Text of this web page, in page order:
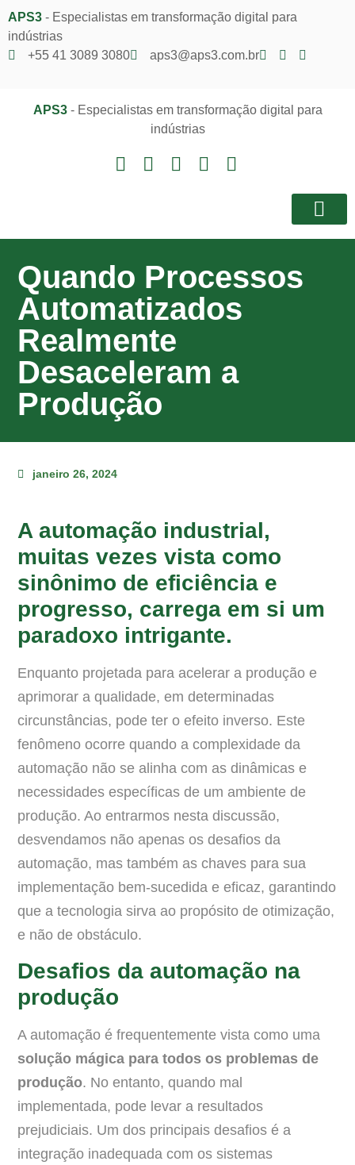
APS3 - Especialistas em transformação digital para
indústrias
+55 41 3089 3080
aps3@aps3.com.br
APS3- Especialistas em transformação digital para
indústrias
Quando Processos
Automatizados
Realmente
Desaceleram a
Produção
janeiro 26, 2024
A automação industrial,
muitas vezes vista como
sinônimo de eficiência e
progresso, carrega em si um
paradoxo intrigante.
Enquanto projetada para acelerar a produção e
aprimorar a qualidade, em determinadas
circunstâncias, pode ter o efeito inverso. Este
fenômeno ocorre quando a complexidade da
automação não se alinha com as dinâmicas e
necessidades específicas de um ambiente de
produção. Ao entrarmos nesta discussão,
desvendamos não apenas os desafios da
automação, mas também as chaves para sua
implementação bem-sucedida e eficaz, garantindo
que a tecnologia sirva ao propósito de otimização,
e não de obstáculo.
Desafios da automação na
produção
A automação é frequentemente vista como uma
solução mágica para todos os problemas de
produção. No entanto, quando mal
implementada, pode levar a resultados
prejudiciais. Um dos principais desafios é a
integração inadequada com os sistemas